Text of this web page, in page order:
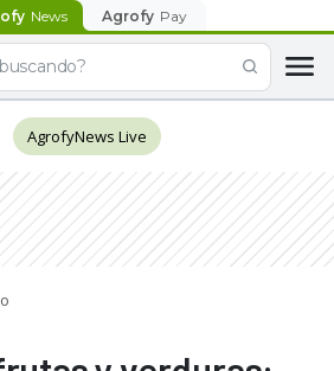
News Agrofy Pay
AgrofyNews Live